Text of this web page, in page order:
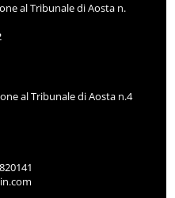
al Tribunale di Aosta n.
al Tribunale di Aosta n.4